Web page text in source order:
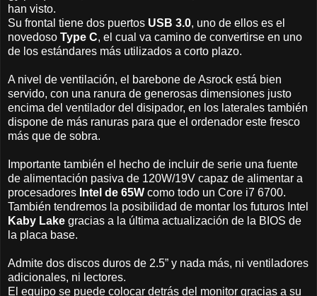
han visto.
Su frontal tiene dos puertos USB 3.0, uno de ellos es el
novedoso Type C, el cual va camino de convertirse en uno
de los estándares más utilizados a corto plazo.
A nivel de ventilación, el barebone de Asrock está bien
servido, con una ranura de generosas dimensiones justo
encima del ventilador del disipador, en los laterales también
dispone de más ranuras para que el ordenador este fresco
más que de sobra.
Importante también el hecho de incluir de serie una fuente
de alimentación pasiva de 120W/19V capaz de alimentar a
procesadores Intel de 65W como todo un Core i7 6700.
También tendremos la posibilidad de montar los futuros Intel
Kaby Lake gracias a la última actualización de la BIOS de
la placa base.
Admite dos discos duros de 2.5” y nada más, ni ventiladores
adicionales, ni lectores.
El equipo se puede colocar detrás del monitor gracias a su